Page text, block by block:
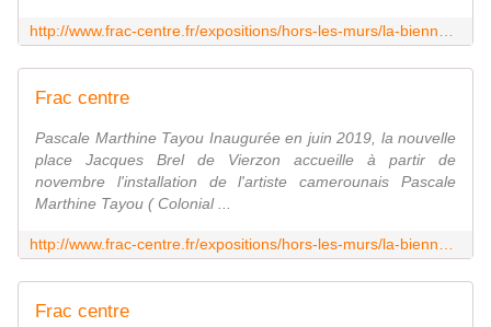
Frac centre
Pascale Marthine Tayou Inaugurée en juin 2019, la nouvelle
place Jacques Brel de Vierzon accueille à partir de
novembre l'installation de l'artiste camerounais Pascale
Marthine Tayou ( Colonial ...
Frac centre